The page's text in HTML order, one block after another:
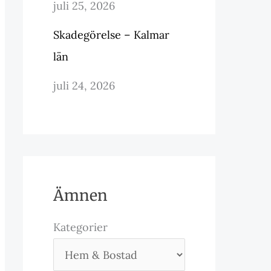
juli 25, 2026
Skadegörelse – Kalmar
län
juli 24, 2026
Ämnen
Kategorier